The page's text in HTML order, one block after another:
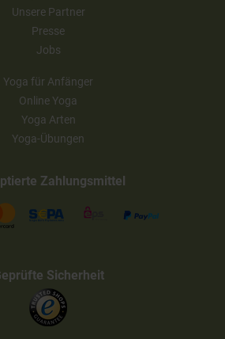
Unsere Partner
Presse
Jobs
Yoga für Anfänger
Online Yoga
Yoga Arten
Yoga-Übungen
Zahlungsmittel
Sicherheit